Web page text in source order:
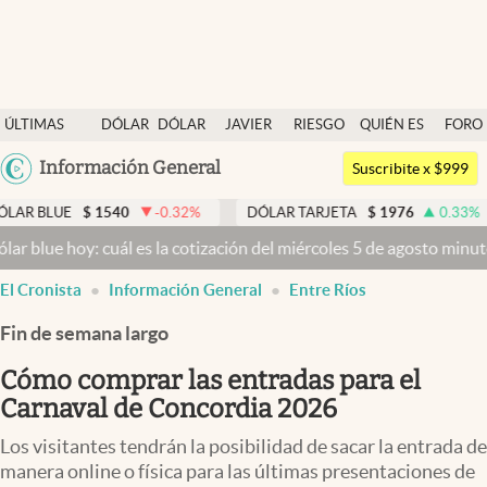
ÚLTIMAS
NOTICIAS
DÓLAR
DÓLAR
JAVIER
RIESGO
QUIÉN ES
QUIÉN
FORO
Argentina
México
Información General
Dólar
Members
Economía y Política
Finanzas y Mercados
Mercados Online
Negocios
Columnistas
Otras secciones
Apertura
Suscribite x $999
-0.32 % DÓLAR TARJETA $ 1976 0.33% DÓLAR
es la cotización del miércoles 5 de agosto minuto a minuto
El Cronista Información General Entre Ríos
Fin de semana largo
Cómo comprar las entradas para el
Carnaval de Concordia 2026
Los visitantes tendrán la posibilidad de sacar la entrada de
manera online o física para las últimas presentaciones de